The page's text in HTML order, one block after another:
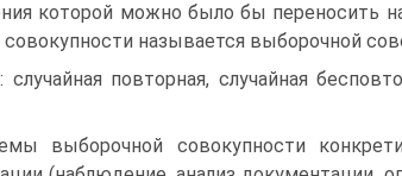
которой можно было бы переносить
совокупности называется выборочной
повторная, случайная
выборочной совокупности